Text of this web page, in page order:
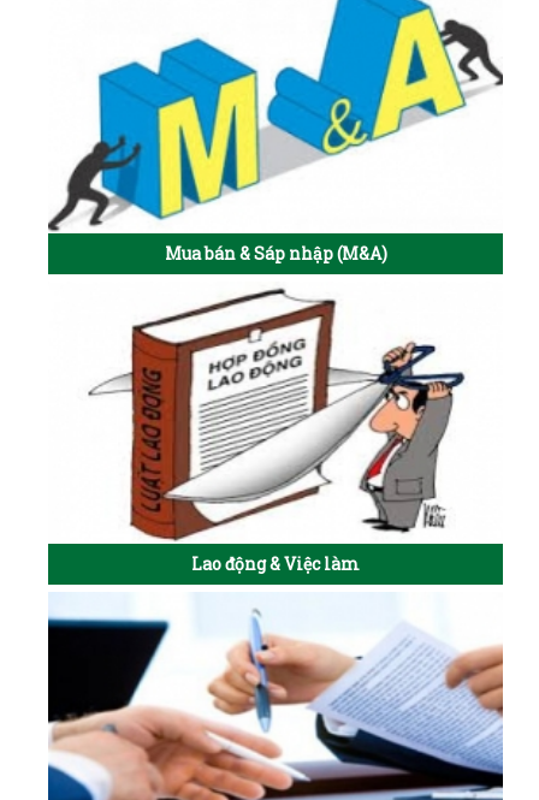
Mua bán & Sáp nhập (M&A)
Lao động & Việc làm